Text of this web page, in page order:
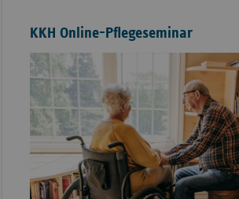
KKH Online-Pflegeseminar